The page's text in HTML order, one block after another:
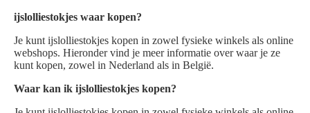
ijslolliestokjes waar kopen?
Je kunt ijslolliestokjes kopen in zowel fysieke winkels als online
webshops. Hieronder vind je meer informatie over waar je ze
kunt kopen, zowel in Nederland als in België.
Waar kan ik ijslolliestokjes kopen?